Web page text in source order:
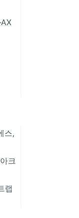
스,
크
랩